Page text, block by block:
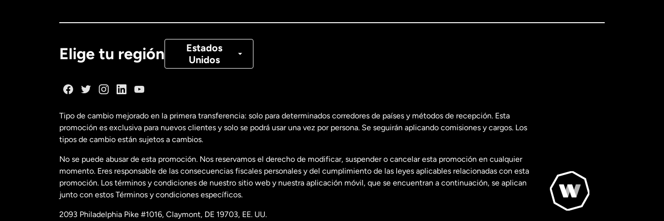
Elige tu región
Estados
Unidos
Canadá Français
Estados Unidos English
Estados Unidos Español
Francia
Tipo de cambio mejorado en la primera transferencia: solo para determinados corredores de países y métodos de recepción. Esta
promoción es exclusiva para nuevos clientes y solo se podrá usar una vez por persona. Se seguirán aplicando comisiones y cargos. Los
tipos de cambio están sujetos a cambios.
No se puede abusar de esta promoción. Nos reservamos el derecho de modificar, suspender o cancelar esta promoción en cualquier
momento. Eres responsable de las consecuencias fiscales personales y del cumplimiento de las leyes aplicables relacionadas con esta
promoción. Los términos y condiciones de nuestro sitio web y nuestra aplicación móvil, que se encuentran a continuación, se aplican
junto con estos Términos y condiciones específicos.
2093 Philadelphia Pike #1016, Claymont, DE 19703, EE. UU.